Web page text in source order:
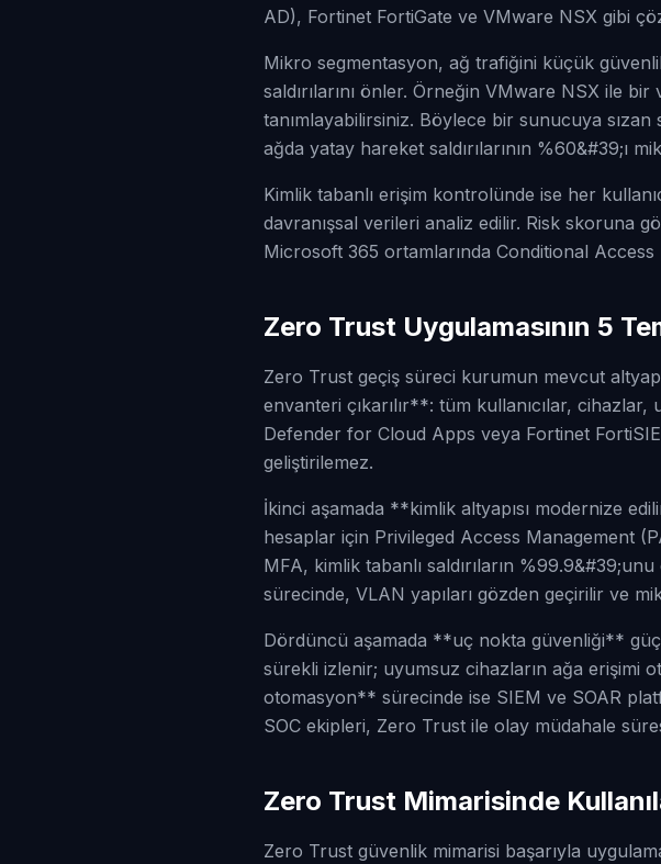
AD), Fortinet FortiGate ve VMware NSX gibi
Mikro segmentasyon, ağ trafiğini küçük
saldırılarını önler. Örneğin VMware NSX ile
tanımlayabilirsiniz. Böylece bir sunucuya
ağda yatay hareket saldırılarının %60&#39;ı
Kimlik tabanlı erişim kontrolünde ise her
davranışsal verileri analiz edilir. Risk skoruna
Microsoft 365 ortamlarında Conditional Access
Zero Trust Uygulamasının 5
Zero Trust geçiş süreci kurumun mevcut
envanteri çıkarılır**: tüm kullanıcılar, cihazlar,
Defender for Cloud Apps veya Fortinet
geliştirilemez.
İkinci aşamada **kimlik altyapısı modernize
hesaplar için Privileged Access Management
MFA, kimlik tabanlı saldırıların
sürecinde, VLAN yapıları gözden geçirilir ve
Dördüncü aşamada **uç nokta güvenliği**
sürekli izlenir; uyumsuz cihazların ağa erişimi
otomasyon** sürecinde ise SIEM ve SOAR
SOC ekipleri, Zero Trust ile olay müdahale
Zero Trust Mimarisinde
Zero Trust güvenlik mimarisi başarıyla